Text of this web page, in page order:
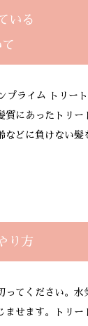
いる
ライム トリー
にあったトリー
などに負けない髪
り方
ってください。水
ませます。トリー